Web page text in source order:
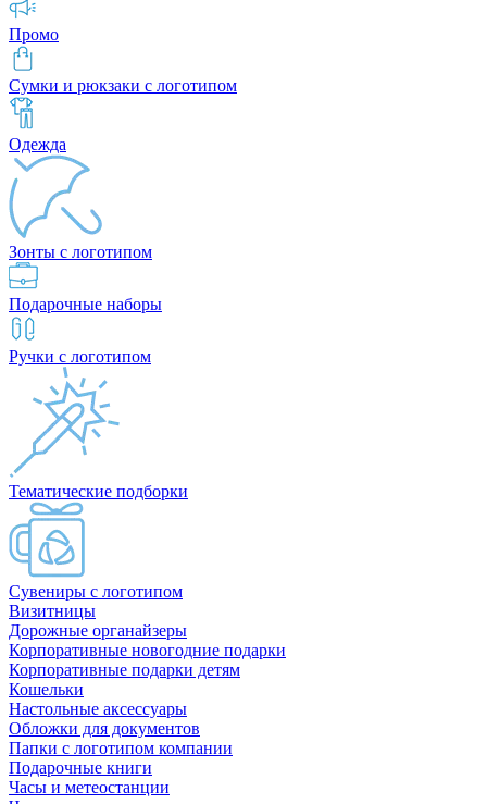
Промо
Сумки и рюкзаки с логотипом
Одежда
Зонты с логотипом
Подарочные наборы
Ручки с логотипом
Тематические подборки
Сувениры с логотипом
Визитницы
Дорожные органайзеры
Корпоративные новогодние подарки
Корпоративные подарки детям
Кошельки
Настольные аксессуары
Обложки для документов
Папки с логотипом компании
Подарочные книги
Часы и метеостанции